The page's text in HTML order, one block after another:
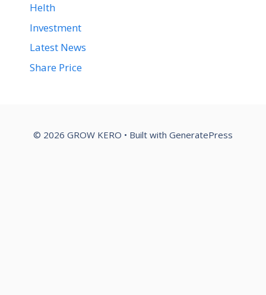
Helth
Investment
Latest News
Share Price
© 2026 GROW KERO • Built with GeneratePress